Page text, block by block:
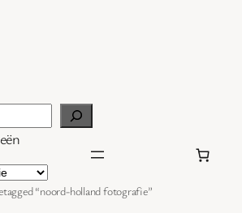
“noord-holland fotografie”